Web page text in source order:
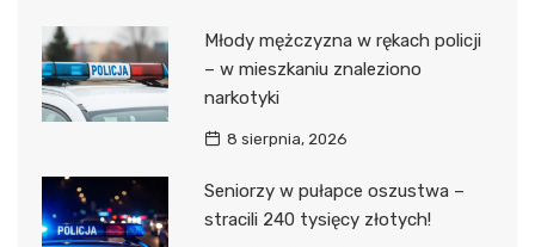
Młody mężczyzna w rękach policji
– w mieszkaniu znaleziono
narkotyki
8 sierpnia, 2026
Seniorzy w pułapce oszustwa –
stracili 240 tysięcy złotych!